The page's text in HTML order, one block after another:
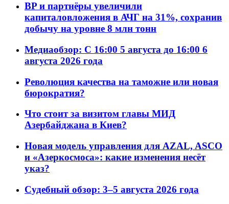
BP и партнёры увеличили
капиталовложения в АЧГ на 31%, сохранив
добычу на уровне 8 млн тонн
Медиаобзор: С 16:00 5 августа до 16:00 6
августа 2026 года
Революция качества на таможне или новая
бюрократия?
Что стоит за визитом главы МИД
Азербайджана в Киев?
Новая модель управления для AZAL, ASCO
и «Азеркосмоса»: какие изменения несёт
указ?
Судебный обзор: 3–5 августа 2026 года